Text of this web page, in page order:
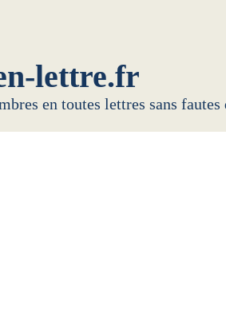
lettre.fr
en toutes lettres sans